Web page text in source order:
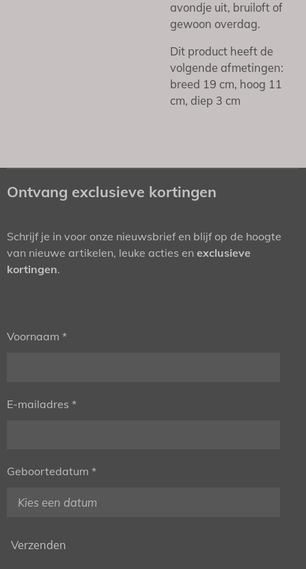
avondje uit, bruiloft of
gewoon overdag.
Dit product heeft de
volgende afmetingen:
breed 19 cm, hoog 11
cm, diep 3 cm
Ontvang exclusieve kortingen
Schrijf je in voor onze nieuwsbrief en blijf op de hoogte
van nieuwe artikelen, leuke acties en exclusieve
kortingen.
Voornaam *
E-mailadres *
Geboortedatum *
Verzenden